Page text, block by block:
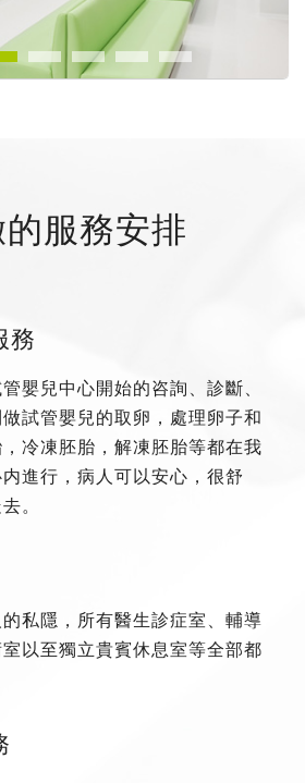
服務安排
務
嬰兒中心開始的咨詢、診斷、
試管嬰兒的取卵，處理卵子和
冷凍胚胎，解凍胚胎等都在我
進行，病人可以安心，很舒
。
私隱，所有醫生診症室、輔導
以至獨立貴賓休息室等全部都